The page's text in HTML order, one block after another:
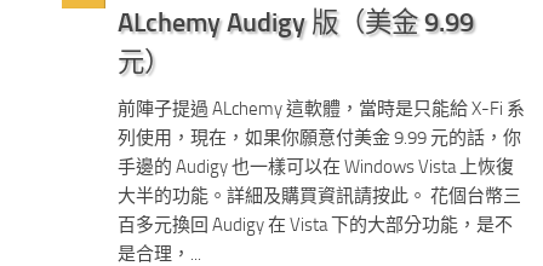
ALchemy Audigy 版（美金 9.99
元）
前陣子提過 ALchemy 這軟體，當時是只能給 X-Fi 系
列使用，現在，如果你願意付美金 9.99 元的話，你
手邊的 Audigy 也一樣可以在 Windows Vista 上恢復
大半的功能。詳細及購買資訊請按此。 花個台幣三
百多元換回 Audigy 在 Vista 下的大部分功能，是不
是合理，...